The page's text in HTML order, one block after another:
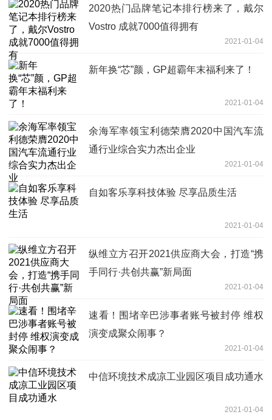
2020热门品牌笔记本排行榜来了，戴尔
Vostro 成就7000值得拥有
2021-01-04
新年换“芯”颜，GP超霸年末福利来了！
2021-01-04
余海军率领宝利德荣膺2020中国汽车流
通行业综合实力杰出企业
2021-01-04
自如客乐享科技体验 尽享品质生活
2021-01-04
纵维立方召开2021供应商大会，打造“携
手同行·共创共赢”新局面
2021-01-04
速看！围堵辛巴涉事者账号被封停 维权
演变成聚众闹事？
2021-01-04
中信环境技术成凉工业园区项目成功通水
2021-01-04